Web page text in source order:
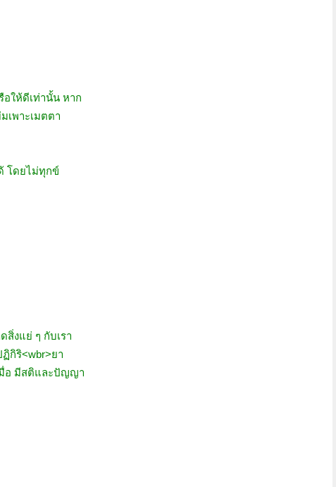
อให้ดีเท่านั้น หาก
เพาะเมตตา
โดยไม่ทุกข์
สิ่งแย่ ๆ กับเรา
กิริ<wbr>ยา
มื่อ มีสติและปัญญา